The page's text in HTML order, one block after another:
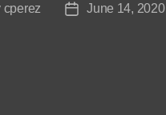
cperez
PostJune 14, 2020